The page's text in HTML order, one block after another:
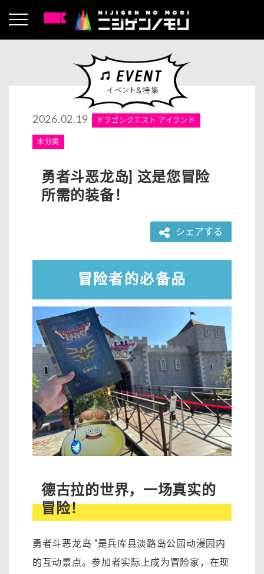
2026.02.19 ドラゴンクエスト アイランド
未分类
勇者斗恶龙岛] 这是您冒险
所需的装备！
シェアする
冒险者的必备品
德古拉的世界，一场真实的
冒险！
勇者斗恶龙岛 “是兵库县淡路岛公园动漫园内
的互动景点。参加者实际上成为冒险家，在现